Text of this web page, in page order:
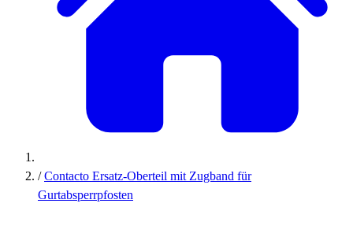
/ Contacto Ersatz-Oberteil mit Zugband für
Gurtabsperrpfosten